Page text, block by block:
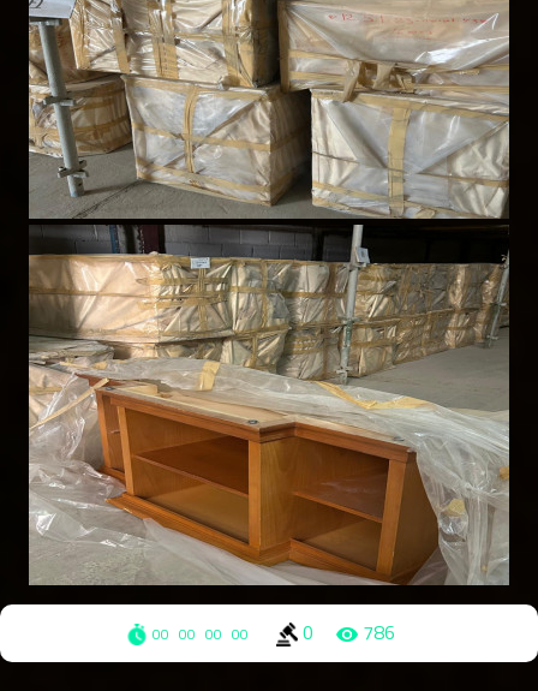
786
0
00
00
00
00